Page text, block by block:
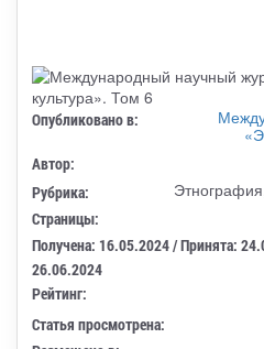
Опубликовано в:
Автор:
Рубрика:
Страницы:
Получена: 16.05.2024 / Принята:
26.06.2024
Рейтинг:
Статья просмотрена: